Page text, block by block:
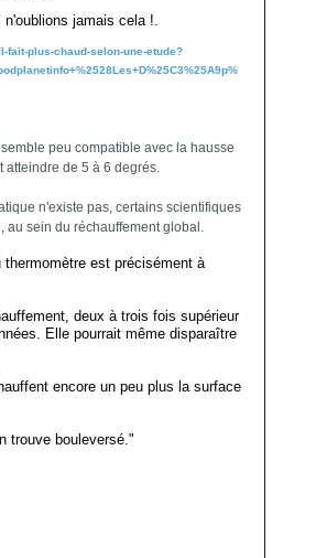
jamais cela !.
fait-plus-chaud-selon-une-etude?
peu compatible avec la hausse
atteindre de 5 à 6 degrés.
n'existe pas, certains scientifiques
au sein du réchauffement global.
est précisément à
deux à trois fois supérieur
Elle pourrait même disparaître
encore un peu plus la surface
trouve bouleversé."